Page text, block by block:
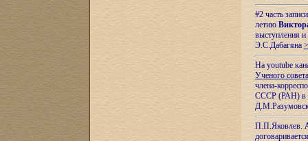
#2 часть
летию
выступления
Э.С.Дабагяна
На youtube
Ученого
члена-
СССР (РАН) в
П.П.Яковлев.